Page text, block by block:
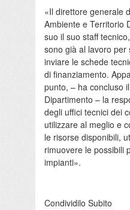
«Il direttore generale
Ambiente e Territorio
suo il suo staff
sono già al lavoro per
inviare le schede
di finanziamento.
punto, – ha concluso
Dipartimento – la
degli uffici tecnici dei
utilizzare al meglio e
le risorse disponibili,
rimuovere le possibili
impianti».
Condividilo Subito